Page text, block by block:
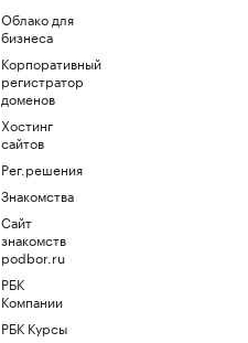
Облако для
бизнеса
Корпоративный
регистратор
доменов
Хостинг
сайтов
Рег.решения
Знакомства
Сайт
знакомств
podbor.ru
РБК
Компании
РБК Курсы